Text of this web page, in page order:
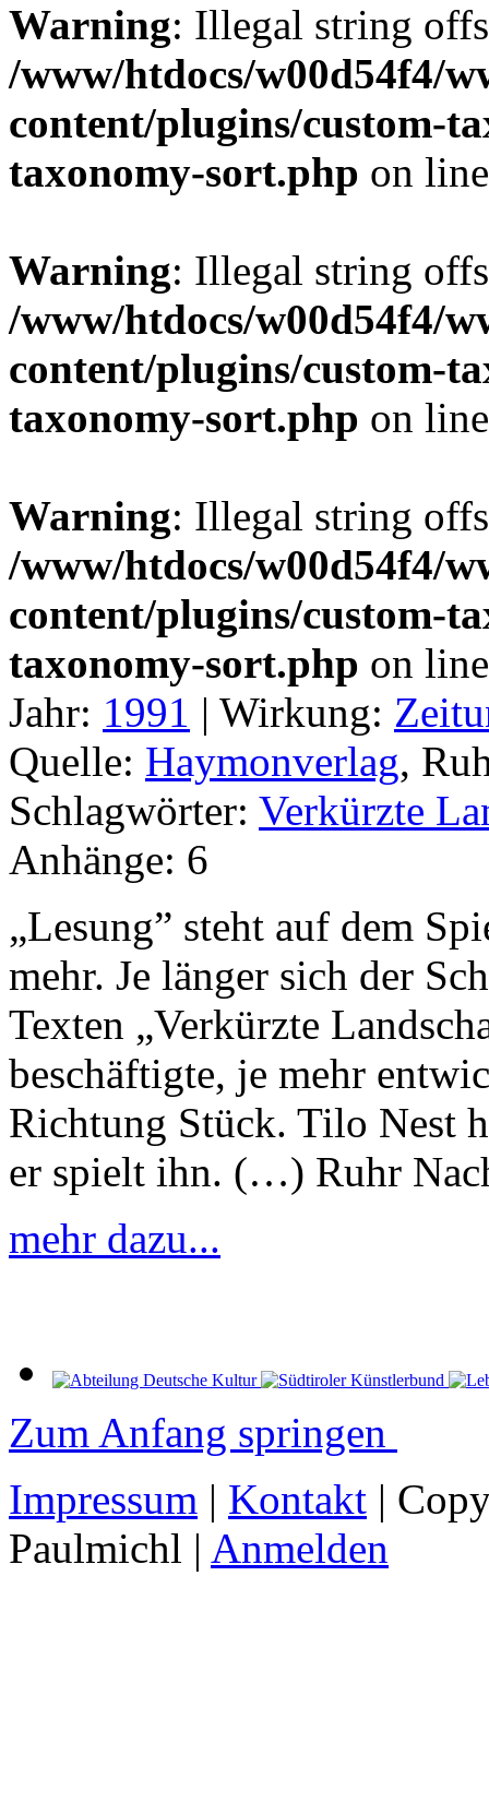
Warning: Illegal string
/www/htdocs/w00d54f4/
content/plugins/custom-
taxonomy-sort.php on
Warning: Illegal string
/www/htdocs/w00d54f4/
content/plugins/custom-
taxonomy-sort.php on
Warning: Illegal string
/www/htdocs/w00d54f4/
content/plugins/custom-
taxonomy-sort.php on
Jahr: 1991 | Wirkung:
Quelle: Haymonverlag,
Schlagwörter: Verkürzte
Anhänge: 6
„Lesung” steht auf dem
mehr. Je länger sich der
Texten „Verkürzte
beschäftigte, je mehr
Richtung Stück. Tilo Nest
er spielt ihn. (…) Ruhr
mehr dazu...
Zum Anfang springen
Impressum | Kontakt |
Paulmichl | Anmelden